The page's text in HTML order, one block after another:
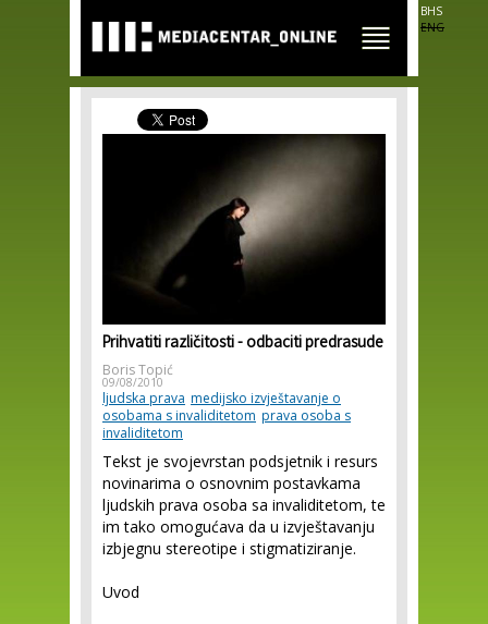
main
content
BHS
ENG
Prihvatiti različitosti - odbaciti predrasude
Boris Topić
09/08/2010
ljudska prava medijsko izvještavanje o
osobama s invaliditetom prava osoba s
invaliditetom
Tekst je svojevrstan podsjetnik i resurs
novinarima o osnovnim postavkama
ljudskih prava osoba sa invaliditetom, te
im tako omogućava da u izvještavanju
izbjegnu stereotipe i stigmatiziranje.
Uvod